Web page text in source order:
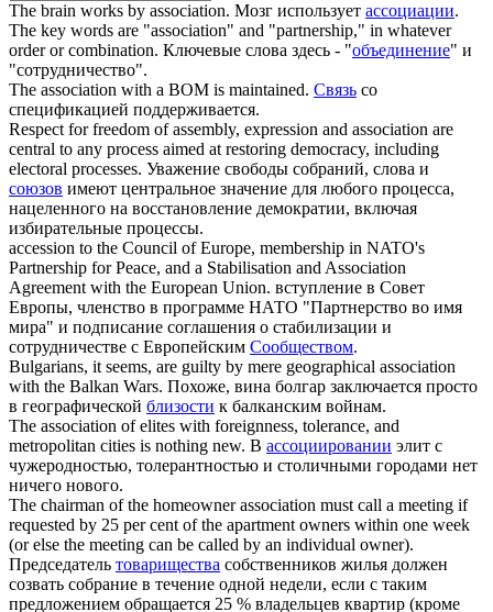
The brain works by association. Мозг использует ассоциации.
The key words are "association" and "partnership," in whatever
order or combination. Ключевые слова здесь - "объединение" и
"сотрудничество".
The association with a BOM is maintained. Связь со
спецификацией поддерживается.
Respect for freedom of assembly, expression and association are
central to any process aimed at restoring democracy, including
electoral processes. Уважение свободы собраний, слова и
союзов имеют центральное значение для любого процесса,
нацеленного на восстановление демократии, включая
избирательные процессы.
accession to the Council of Europe, membership in NATO's
Partnership for Peace, and a Stabilisation andAssociation
Agreement with the European Union. вступление в Совет
Европы, членство в программе НАТО "Партнерство во имя
мира" и подписание соглашения о стабилизации и
сотрудничестве с Европейским Сообществом.
Bulgarians, it seems, are guilty by mere geographical association
with the Balkan Wars. Похоже, вина болгар заключается просто
в географической близости к балканским войнам.
The association of elites with foreignness, tolerance, and
metropolitan cities is nothing new. В ассоциировании элит с
чужеродностью, толерантностью и столичными городами нет
ничего нового.
The chairman of the homeownerassociation must call a meeting if
requested by 25 per cent of the apartment owners within one week
(or else the meeting can be called by an individual owner).
Председатель товарищества собственников жилья должен
созвать собрание в течение одной недели, если с таким
предложением обращается 25 % владельцев квартир (кроме